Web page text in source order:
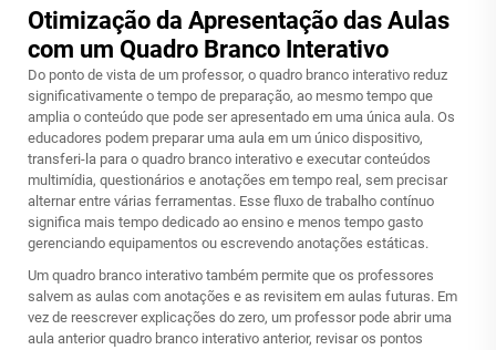
Otimização da Apresentação das Aulas
com um Quadro Branco Interativo
Do ponto de vista de um professor, o quadro branco interativo reduz
significativamente o tempo de preparação, ao mesmo tempo que
amplia o conteúdo que pode ser apresentado em uma única aula. Os
educadores podem preparar uma aula em um único dispositivo,
transferi-la para o quadro branco interativo e executar conteúdos
multimídia, questionários e anotações em tempo real, sem precisar
alternar entre várias ferramentas. Esse fluxo de trabalho contínuo
significa mais tempo dedicado ao ensino e menos tempo gasto
gerenciando equipamentos ou escrevendo anotações estáticas.
Um quadro branco interativo também permite que os professores
salvem as aulas com anotações e as revisitem em aulas futuras. Em
vez de reescrever explicações do zero, um professor pode abrir uma
aula anteriorquadro branco interativo anterior, revisar os pontos